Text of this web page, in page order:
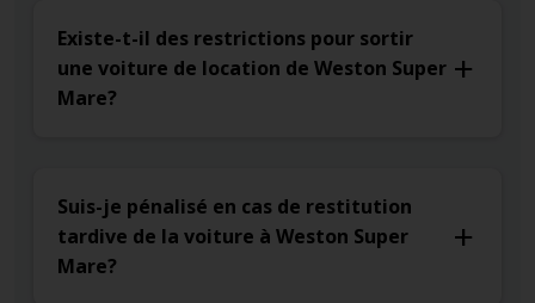
Existe-t-il des restrictions pour sortir
une voiture de location de Weston Super
Mare?
Suis-je pénalisé en cas de restitution
tardive de la voiture à Weston Super
Mare?